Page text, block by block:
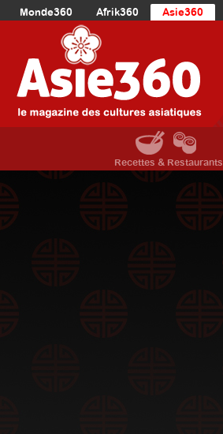
Monde360 Afrik360 Asie360
Europe360
Océanie360
Recettes & Restaurants